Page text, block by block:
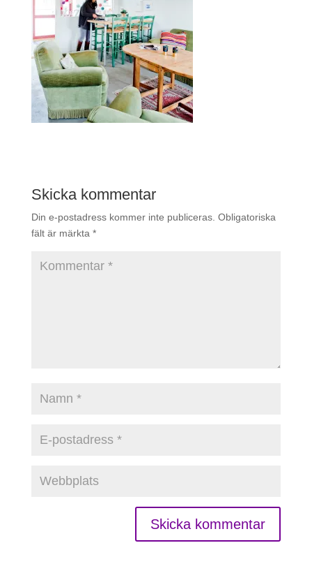
Skicka kommentar
Din e-postadress kommer inte publiceras. Obligatoriska
fält är märkta *